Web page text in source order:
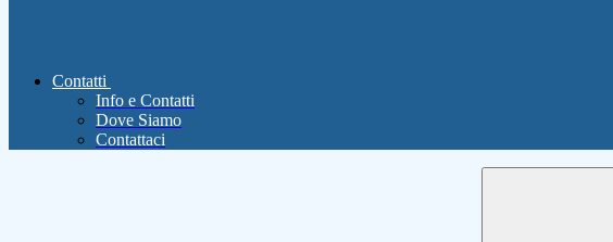
Contatti
Info e Contatti
Dove Siamo
Contattaci